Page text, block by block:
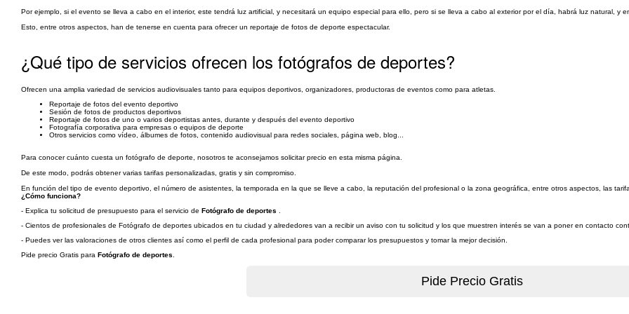
Por ejemplo, si el evento se lleva a cabo en el interior, este tendrá luz artificial, y necesitará un equipo especial para ello, pero si se lleva a cabo al exterior por el día, habrá luz natural, y
Esto, entre otros aspectos, han de tenerse en cuenta para ofrecer un reportaje de fotos de deporte espectacular.
¿Qué tipo de servicios ofrecen los fotógrafos de deportes?
Ofrecen una amplia variedad de servicios audiovisuales tanto para equipos deportivos, organizadores, productoras de eventos como para atletas.
Reportaje de fotos del evento deportivo
Sesión de fotos de productos deportivos
Reportaje de fotos de uno o varios deportistas antes, durante y después del evento deportivo
Fotografía corporativa para empresas o equipos de deporte
Otros servicios como vídeo, álbumes de fotos, contenido audiovisual para redes sociales, página web, blog...
Para conocer cuánto cuesta un fotógrafo de deporte, nosotros te aconsejamos solicitar precio en esta misma página.
De este modo, podrás obtener varias tarifas personalizadas, gratis y sin compromiso.
En función del tipo de evento deportivo, el número de asistentes, la temporada en la que se lleve a cabo, la reputación del profesional o la zona geográfica, entre otros aspectos, las
¿Cómo funciona?
- Explica tu solicitud de presupuesto para el servicio de Fotógrafo de deportes
- Cientos de profesionales de Fotógrafo de deportes ubicados en tu ciudad y alrededores van a recibir un aviso con tu solicitud y los que muestren interés se van a poner en contacto
- Puedes ver las valoraciones de otros clientes así como el perfil de cada profesional para poder comparar los presupuestos y tomar la mejor decisión.
Pide precio Gratis para Fotógrafo de deportes